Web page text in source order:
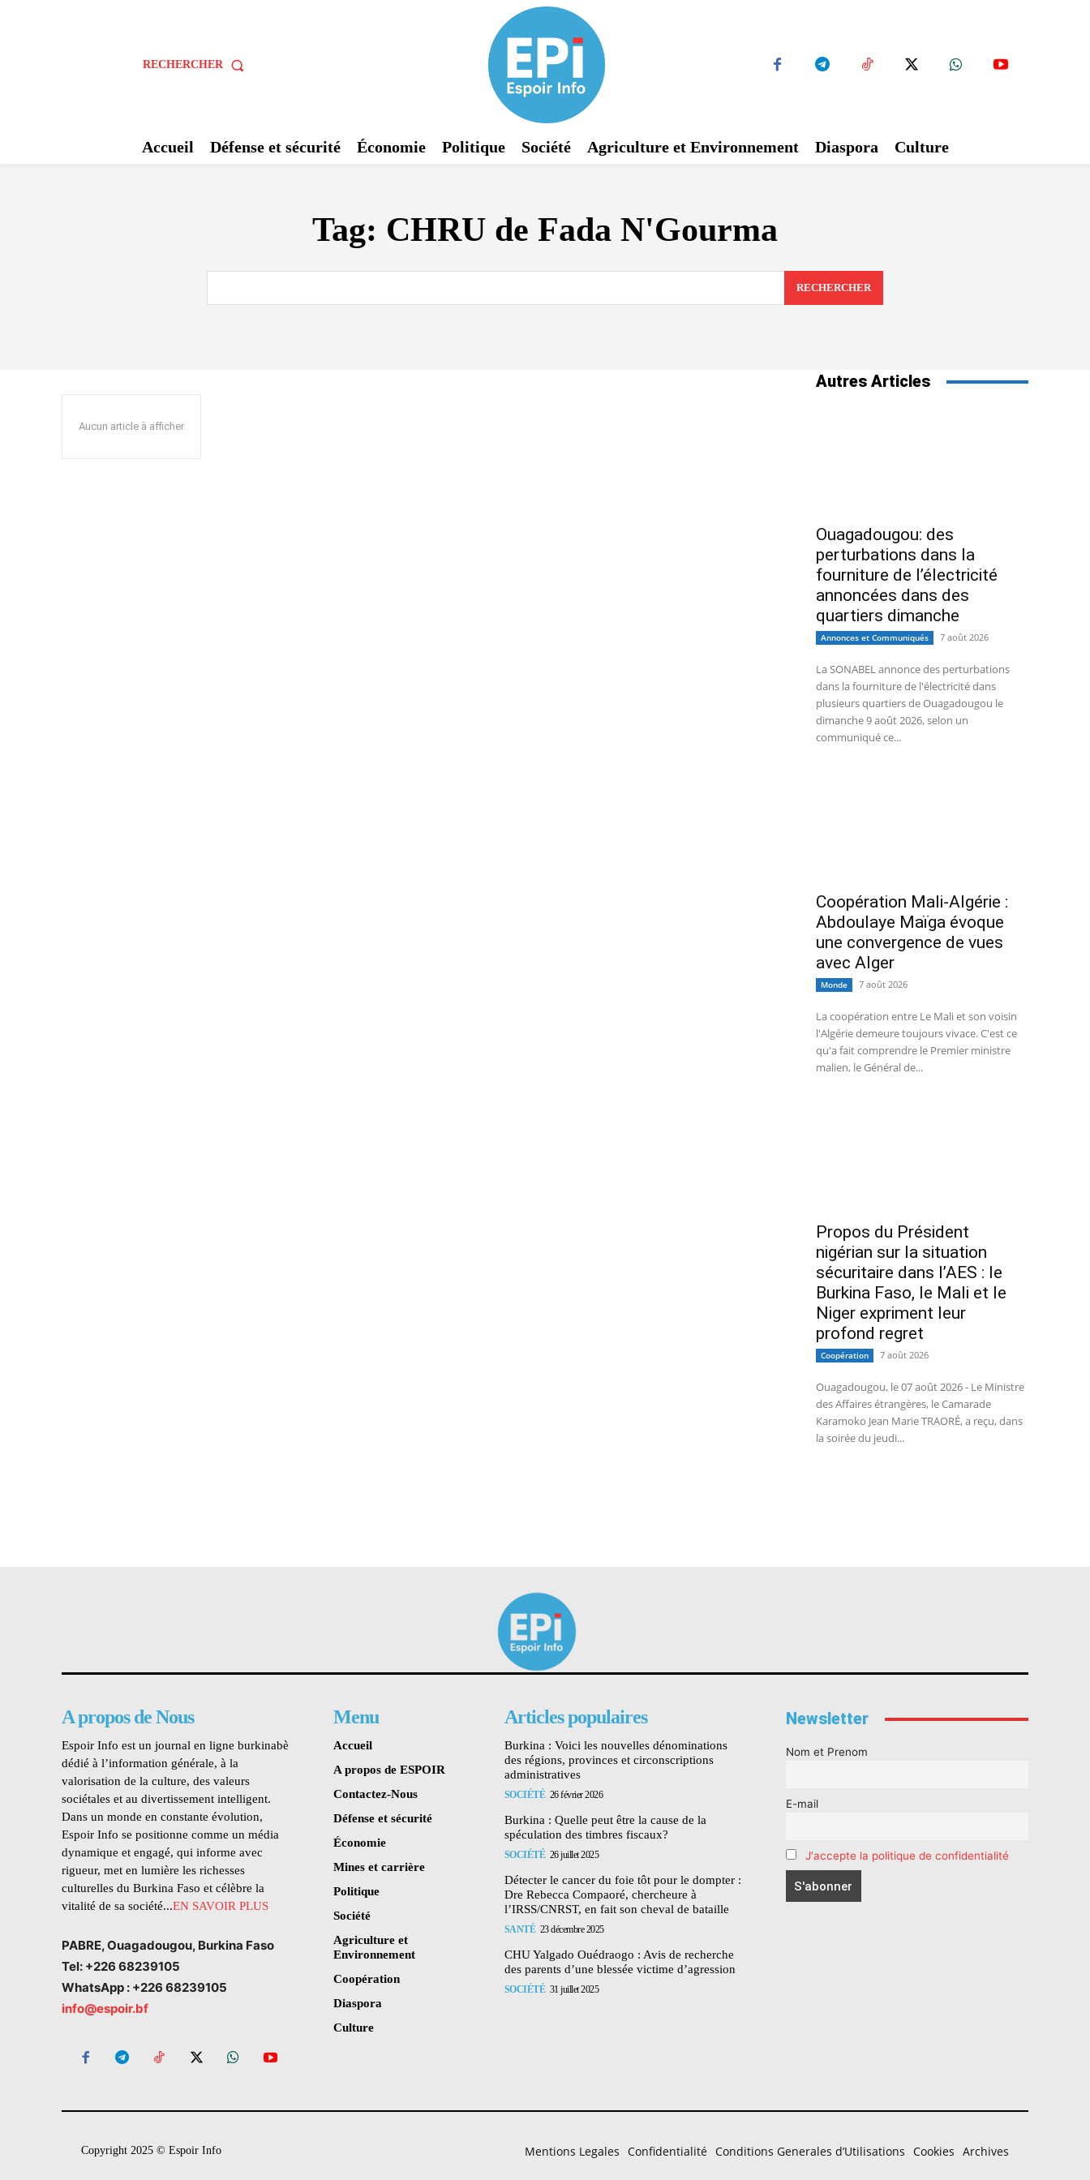
RECHERCHER
Accueil Défense et sécurité Économie Politique Société Agriculture et Environnement Diaspora Culture
Tag: CHRU de Fada N'Gourma
RECHERCHER
Aucun article à afficher
Autres Articles
Ouagadougou: des
perturbations dans la
fourniture de l’électricité
annoncées dans des
quartiers dimanche
Annonces et Communiqués 7 août 2026
La SONABEL annonce des perturbations
dans la fourniture de l'électricité dans
plusieurs quartiers de Ouagadougou le
dimanche 9 août 2026, selon un
communiqué ce...
Coopération Mali-Algérie :
Abdoulaye Maïga évoque
une convergence de vues
avec Alger
Monde 7 août 2026
La coopération entre Le Mali et son voisin
l'Algérie demeure toujours vivace. C'est ce
qu'a fait comprendre le Premier ministre
malien, le Général de...
Propos du Président
nigérian sur la situation
sécuritaire dans l’AES : le
Burkina Faso, le Mali et le
Niger expriment leur
profond regret
Coopération 7 août 2026
Ouagadougou, le 07 août 2026 - Le Ministre
des Affaires étrangères, le Camarade
Karamoko Jean Marie TRAORÉ, a reçu, dans
la soirée du jeudi...
A propos de Nous
Espoir Info est un journal en ligne burkinabè
dédié à l’information générale, à la
valorisation de la culture, des valeurs
sociétales et au divertissement intelligent.
Dans un monde en constante évolution,
Espoir Info se positionne comme un média
dynamique et engagé, qui informe avec
rigueur, met en lumière les richesses
culturelles du Burkina Faso et célèbre la
vitalité de sa société...EN SAVOIR PLUS
PABRE, Ouagadougou, Burkina Faso
Tel: +226 68239105
WhatsApp : +226 68239105
info@espoir.bf
Menu
Accueil
A propos de ESPOIR
Contactez-Nous
Défense et sécurité
Économie
Mines et carrière
Politique
Société
Agriculture et
Environnement
Coopération
Diaspora
Culture
Articles populaires
Burkina : Voici les nouvelles dénominations
des régions, provinces et circonscriptions
administratives
SOCIÉTÉ 26 février 2026
Burkina : Quelle peut être la cause de la
spéculation des timbres fiscaux?
SOCIÉTÉ 26 juillet 2025
Détecter le cancer du foie tôt pour le dompter :
Dre Rebecca Compaoré, chercheure à
l’IRSS/CNRST, en fait son cheval de bataille
SANTÉ 23 décembre 2025
CHU Yalgado Ouédraogo : Avis de recherche
des parents d’une blessée victime d’agression
SOCIÉTÉ 31 juillet 2025
Newsletter
Nom et Prenom
E-mail
J'accepte la politique de confidentialité
Copyright 2025 © Espoir Info Mentions Legales Confidentialité Conditions Generales d’Utilisations Cookies Archives